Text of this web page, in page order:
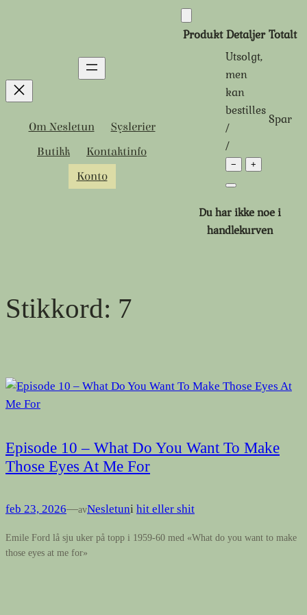
Om Nesletun
Syslerier
Butikk
Kontaktinfo
Konto
Produkter
handlekurven
Produkt Detaljer Totalt
Utsolgt,
men
kan
bestilles
Tidligere
pris:
Rabattert
pris:
/
/
− +
Spar
Du har ikke noe i
handlekurven
Stikkord: 7
Episode 10 – What Do You Want To Make
Those Eyes At Me For
feb 23, 2026—avNesletuni hit eller shit
Emile Ford lå sju uker på topp i 1959-60 med «What do you want to make
those eyes at me for»